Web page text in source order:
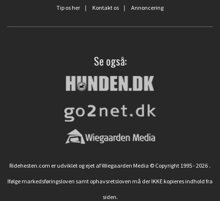
Tip os her | Kontakt os | Annoncering
Se også:
Ridehesten.com er udviklet og ejet af Wiegaarden Media © Copyright 1995 - 2026 .
Ifølge markedsføringsloven samt ophavsretsloven må der IKKE kopieres indhold fra
siden.